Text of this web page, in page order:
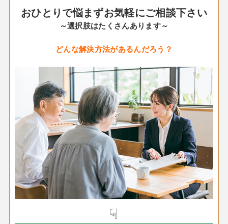
おひとりで悩まずお気軽にご相談下さい
～選択肢はたくさんあります～
どんな解決方法があるんだろう？
☟